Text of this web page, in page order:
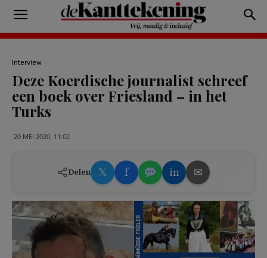
Interview
Deze Koerdische journalist schreef
een boek over Friesland – in het
Turks
20 MEI 2020, 11:02
Delen 𝕏 f in ✉